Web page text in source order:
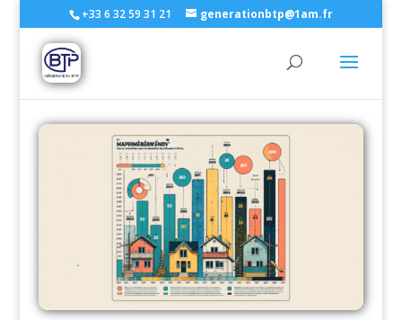
+33 6 32 59 31 21 generationbtp@1am.fr